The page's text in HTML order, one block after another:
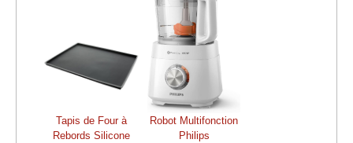
Tapis de Four à
Rebords Silicone
Robot Multifonction
Philips